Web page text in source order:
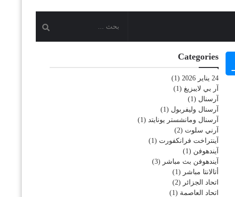
Categories
24 يناير 2026
(1)
آر بي لايبزيغ (1)
آرسنال (1)
آرسنال وليفربول (1)
آرسنال ومانشستر يونايتد (1)
آرني سلوت (2)
آينتراخت فرانكفورت (1)
آيندهوفن (1)
آيندهوفن بث مباشر (3)
أتالانتا مباشر (1)
اتحاد الجزائر (2)
اتحاد العاصمة (1)